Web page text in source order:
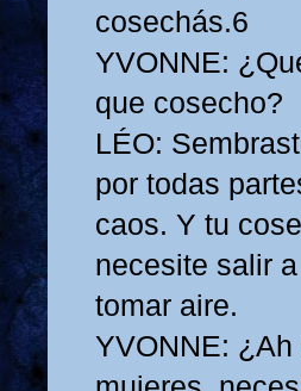
cosechás.6
YVONNE:
que cosecho?
LÉO:
por todas
caos. Y tu
necesite salir a
tomar aire.
YVONNE: